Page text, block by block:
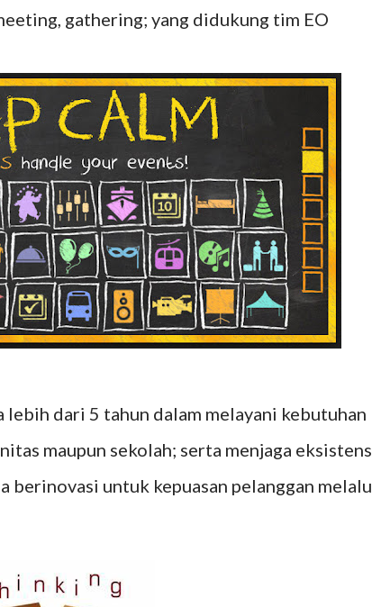
gathering; yang didukung tim EO
lebih dari 5 tahun dalam melayani kebutuhan
maupun sekolah; serta menjaga
berinovasi untuk kepuasan pelanggan